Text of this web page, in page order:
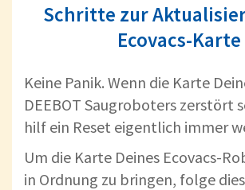
Schritte zur
Ecovacs-Karte
Keine Panik. Wenn die Karte
DEEBOT Saugroboters zerstört
hilf ein Reset eigentlich immer
Um die Karte Deines Ecovacs-
in Ordnung zu bringen, folge